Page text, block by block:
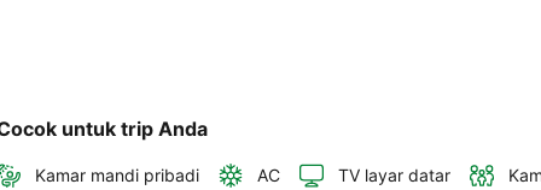
untuk trip Anda
Kamar mandi pribadi AC TV layar datar